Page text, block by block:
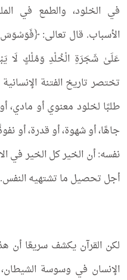
في الخلود، والطمع في
الأسباب. قال تعالى: ﴿فَوَسْوَسَ
تختصر تاريخ الفتنة
طلبًا لخلود معنوي أو مادي،
جاهًا، أو شهوة، أو قدرة، أو
نفسه: أن الخير كل الخير في
أجل تحصيل ما تشتهيه النفس.
لكن القرآن يكشف سريعًا أن
الإنسان في وسوسة